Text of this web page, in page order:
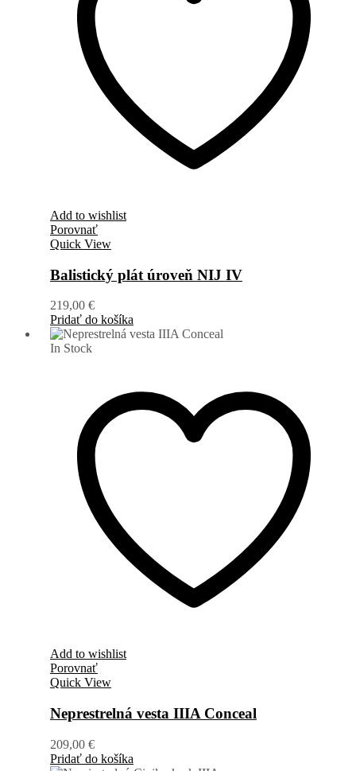
Add to wishlist
Porovnať
Quick View
Balistický plát úroveň NIJ IV
219,00 €
Pridať do košíka
In Stock
Add to wishlist
Porovnať
Quick View
Neprestrelná vesta IIIA Conceal
209,00 €
Pridať do košíka